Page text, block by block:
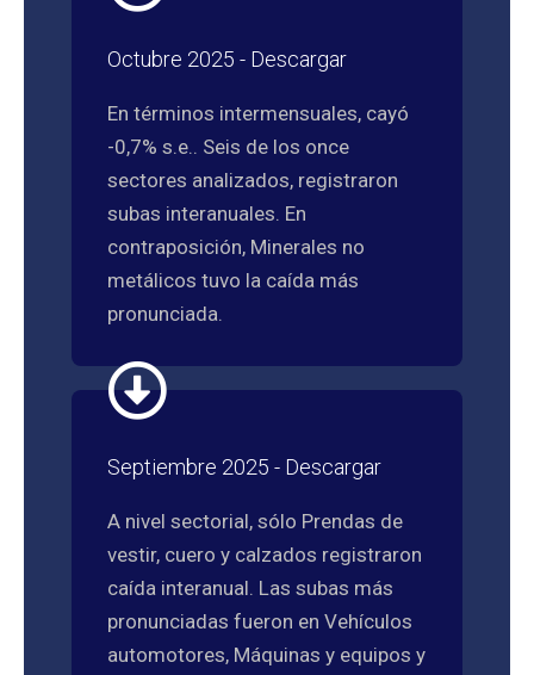
Octubre 2025 - Descargar
En términos intermensuales, cayó
-0,7% s.e.. Seis de los once
sectores analizados, registraron
subas interanuales. En
contraposición, Minerales no
metálicos tuvo la caída más
pronunciada.
Septiembre 2025 - Descargar
A nivel sectorial, sólo Prendas de
vestir, cuero y calzados registraron
caída interanual. Las subas más
pronunciadas fueron en Vehículos
automotores, Máquinas y equipos y